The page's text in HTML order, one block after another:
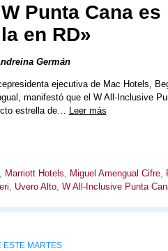
Punta Cana es
en RD»
Germán
ejecutiva de Mac Hotels,
manifestó que el W All-Inclusive
estrella de…
Leer más
Marriott Hotels Miguel Amengual Cifre,
Uvero Alto, W All-Inclusive Punta
ESTE MARTES